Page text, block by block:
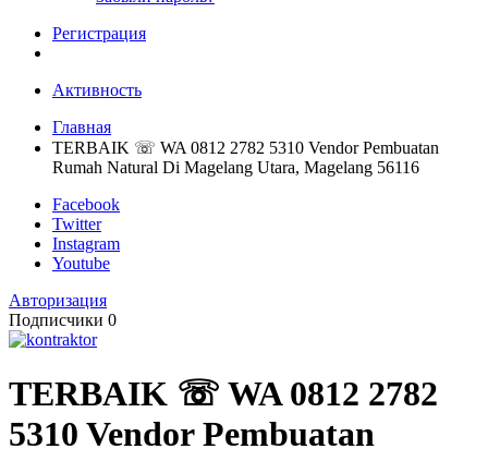
Регистрация
Активность
Главная
TERBAIK ☏ WA 0812 2782 5310 Vendor Pembuatan
Rumah Natural Di Magelang Utara, Magelang 56116
Facebook
Twitter
Instagram
Youtube
Авторизация
Подписчики 0
TERBAIK ☏ WA 0812 2782
5310 Vendor Pembuatan